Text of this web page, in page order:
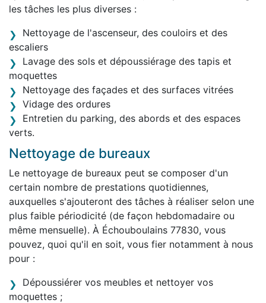
les tâches les plus diverses :
Nettoyage de l'ascenseur, des couloirs et des
escaliers
Lavage des sols et dépoussiérage des tapis et
moquettes
Nettoyage des façades et des surfaces vitrées
Vidage des ordures
Entretien du parking, des abords et des espaces
verts.
Nettoyage de bureaux
Le nettoyage de bureaux peut se composer d'un
certain nombre de prestations quotidiennes,
auxquelles s'ajouteront des tâches à réaliser selon une
plus faible périodicité (de façon hebdomadaire ou
même mensuelle). À Échouboulains 77830, vous
pouvez, quoi qu'il en soit, vous fier notamment à nous
pour :
Dépoussiérer vos meubles et nettoyer vos
moquettes ;